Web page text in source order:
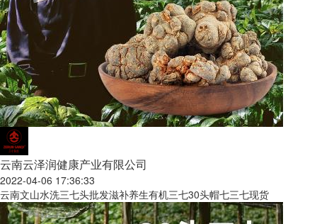
云南云泽润健康产业有限公司
2022-04-06 17:36:33
云南文山水洗三七头批发滋补养生有机三七30头帽七三七现货